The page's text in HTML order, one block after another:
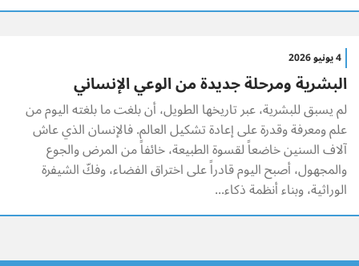
4 يونيو 2026
البشرية ومرحلة جديدة من الوعي الإنساني
لم يسبق للبشرية، عبر تاريخها الطويل، أن بلغت ما بلغته اليوم من
علم ومعرفة وقدرة على إعادة تشكيل العالم. فالإنسان الذي عاش
آلاف السنين خاضعاً لقسوة الطبيعة، خائفاً من المرض والجوع
والمجهول، أصبح اليوم قادراً على اختراق الفضاء، وفكّ الشيفرة
الوراثية، وبناء أنظمة ذكاء...